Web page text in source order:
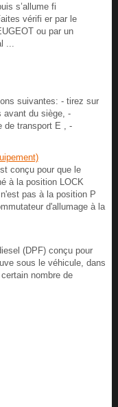
s’allume fi
vérifi er par le
ou par un
...
suivantes: - tirez sur
avant du siège, -
de transport E , -
conçu pour que le
à la position LOCK
pas à la position P
d'allumage à la
(DPF) conçu pour
sous le véhicule, dans
nombre de